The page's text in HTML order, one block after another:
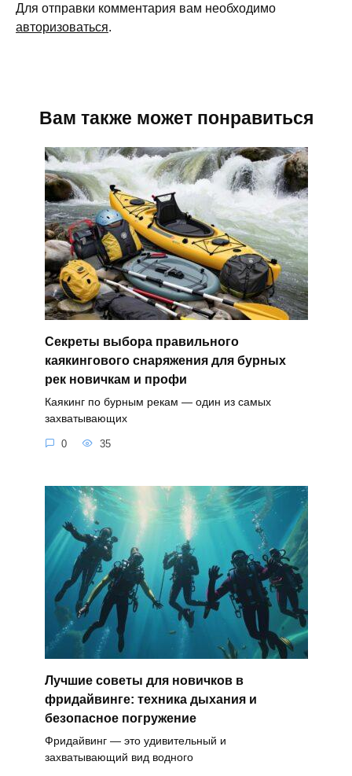
Для отправки комментария вам необходимо
авторизоваться.
Вам также может понравиться
Секреты выбора правильного
каякингового снаряжения для бурных
рек новичкам и профи
Каякинг по бурным рекам — один из самых
захватывающих
0 35
Лучшие советы для новичков в
фридайвинге: техника дыхания и
безопасное погружение
Фридайвинг — это удивительный и
захватывающий вид водного